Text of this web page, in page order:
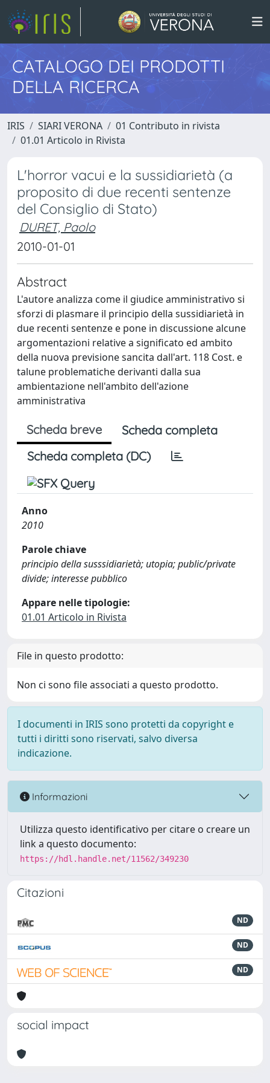
CATALOGO DEI PRODOTTI
DELLA RICERCA
IRIS SIARI VERONA
01 Contributo in rivista
01.01 Articolo in Rivista
L'horror vacui e la sussidiarietà (a
proposito di due recenti sentenze
del Consiglio di Stato)
DURET, Paolo
2010-01-01
Abstract
L'autore analizza come il giudice amministrativo si
sforzi di plasmare il principio della sussidiarietà in
due recenti sentenze e pone in discussione alcune
argomentazioni relative a significato ed ambito
della nuova previsione sancita dall'art. 118 Cost. e
talune problematiche derivanti dalla sua
ambientazione nell'ambito dell'azione
amministrativa
Scheda breve
Scheda completa
Scheda completa (DC)
Anno
2010
Parole chiave
principio della susssidiarietà; utopia; public/private
divide; interesse pubblico
Appare nelle tipologie:
01.01 Articolo in Rivista
File in questo prodotto:
Non ci sono file associati a questo prodotto.
I documenti in IRIS sono protetti da copyright e
tutti i diritti sono riservati, salvo diversa
indicazione.
Informazioni
Utilizza questo identificativo per citare o creare un
link a questo documento:
https://hdl.handle.net/11562/349230
Citazioni
ND
ND
ND
social impact